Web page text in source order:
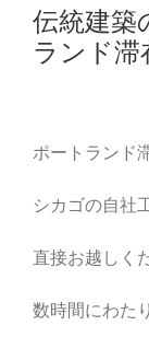
伝統建築
ランド滞
ポートランド
シカゴの自社
直接お越しく
数時間にわた